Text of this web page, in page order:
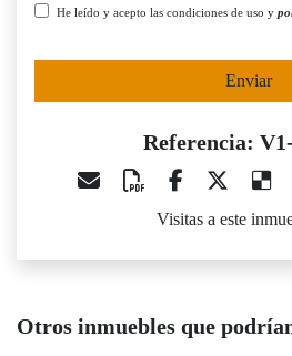
He leído y acepto las condiciones de uso y
Enviar
Referencia:
Visitas a este
Otros inmuebles que